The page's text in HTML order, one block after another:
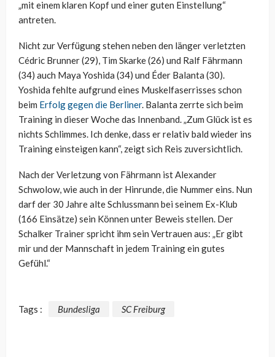
„mit einem klaren Kopf und einer guten Einstellung“
antreten.
Nicht zur Verfügung stehen neben den länger verletzten
Cédric Brunner (29), Tim Skarke (26) und Ralf Fährmann
(34) auch Maya Yoshida (34) und Éder Balanta (30).
Yoshida fehlte aufgrund eines Muskelfaserrisses schon
beim Erfolg gegen die Berliner. Balanta zerrte sich beim
Training in dieser Woche das Innenband. „Zum Glück ist es
nichts Schlimmes. Ich denke, dass er relativ bald wieder ins
Training einsteigen kann“, zeigt sich Reis zuversichtlich.
Nach der Verletzung von Fährmann ist Alexander
Schwolow, wie auch in der Hinrunde, die Nummer eins. Nun
darf der 30 Jahre alte Schlussmann bei seinem Ex-Klub
(166 Einsätze) sein Können unter Beweis stellen. Der
Schalker Trainer spricht ihm sein Vertrauen aus: „Er gibt
mir und der Mannschaft in jedem Training ein gutes
Gefühl.“
Tags : Bundesliga SC Freiburg